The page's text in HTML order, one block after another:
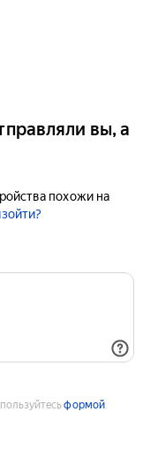
вы, а
похожи на
формой